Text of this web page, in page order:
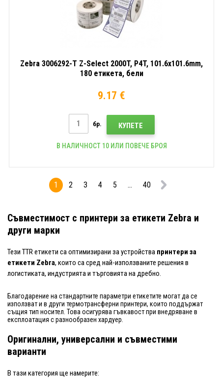
Zebra 3006292-T Z-Select 2000T, P4T, 101.6x101.6mm,
180 етикета, бели
9.17 €
бр. КУПЕТЕ
В НАЛИЧНОСТ 10 ИЛИ ПОВЕЧЕ БРОЯ
1 2 3 4 5 ... 40
Съвместимост с принтери за етикети Zebra и
други марки
Тези TTR етикети са оптимизирани за устройства принтери за
етикети Zebra, които са сред най-използваните решения в
логистиката, индустрията и търговията на дребно.
Благодарение на стандартните параметри етикетите могат да се
използват и в други термотрансферни принтери, които поддържат
същия тип носител. Това осигурява гъвкавост при внедряване в
експлоатация с разнообразен хардуер.
Оригинални, универсални и съвместими
варианти
В тази категория ще намерите: